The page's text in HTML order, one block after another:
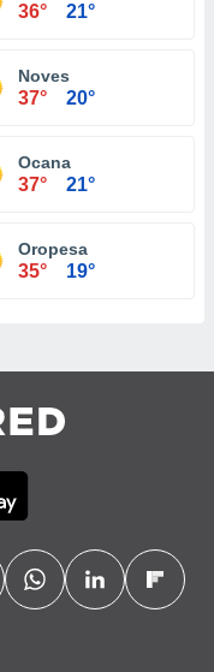
36° 21°
Noves
37° 20°
Ocana
37° 21°
Oropesa
35° 19°